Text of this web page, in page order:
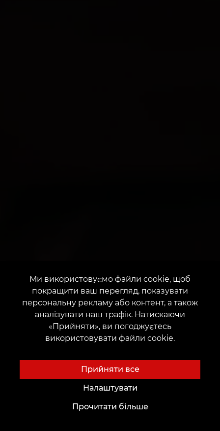
Ми використовуємо файли cookie, щоб
покращити ваш перегляд, показувати
персональну рекламу або контент, а також
аналізувати наш трафік. Натискаючи
«Прийняти», ви погоджуєтесь
використовувати файли cookie.
Прийняти все
Налаштувати
Прочитати більше